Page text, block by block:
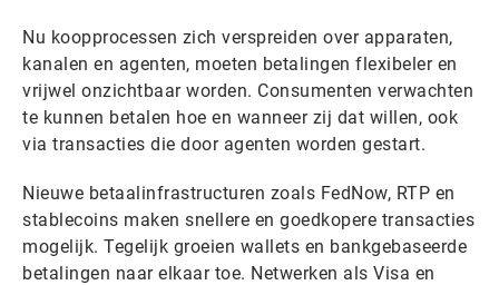
Nu koopprocessen zich verspreiden over apparaten,
kanalen en agenten, moeten betalingen flexibeler en
vrijwel onzichtbaar worden. Consumenten verwachten
te kunnen betalen hoe en wanneer zij dat willen, ook
via transacties die door agenten worden gestart.
Nieuwe betaalinfrastructuren zoals FedNow, RTP en
stablecoins maken snellere en goedkopere transacties
mogelijk. Tegelijk groeien wallets en bankgebaseerde
betalingen naar elkaar toe. Netwerken als Visa en